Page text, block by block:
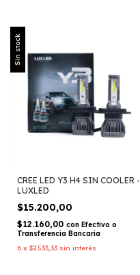
Sin stock
CREE LED Y3 H4 SIN COOLER -
LUXLED
$15.200,00
$12.160,00 con Efectivo o
Transferencia Bancaria
6 x $2.533,33 sin interés